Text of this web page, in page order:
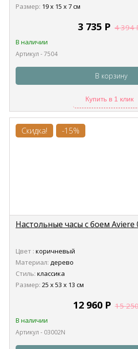
Размер: 19 х 15 х 7 см
3 735 Р 4 394
В наличии
Артикул - 7504
В корзину
Купить в 1 клик
Скидка! -15%
Настольные часы с боем Aviere
Цвет : коричневый
Материал: дерево
Стиль: классика
Размер: 25 х 53 х 13 см
12 960 Р 15
В наличии
Артикул - 03002N